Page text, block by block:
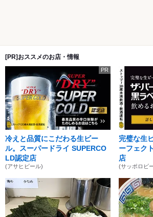
[PR]おススメのお店・情報
PR
冷えと品質にこだわる生ビー
ル。スーパードライ SUPERCO
LD認定店
(アサヒビール)
完璧な生
ーフェク
店
(サッポロビ